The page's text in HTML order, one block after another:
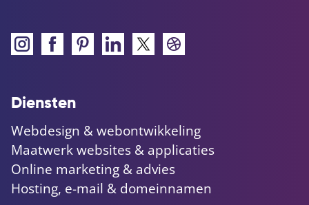
Diensten
Webdesign & webontwikkeling
Maatwerk websites & applicaties
Online marketing & advies
Hosting, e-mail & domeinnamen